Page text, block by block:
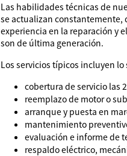
Las habilidades técnicas de
se actualizan constantemente,
experiencia en la reparación y
son de última generación.
Los servicios típicos incluyen
cobertura de servicio las
reemplazo de motor o
arranque y puesta en
mantenimiento
evaluación e informe de
respaldo eléctrico,